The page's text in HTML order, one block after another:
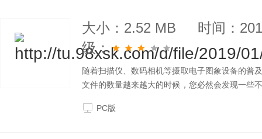
大小：2.52 MB
时间：
级：
随着扫描仪、数码相机等摄取电子图象设备的普
文件的数量越来越大的时候，您必然会发现一些
PC版